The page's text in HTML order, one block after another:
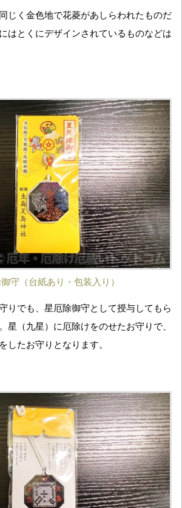
じく金色地で花菱があしらわれたものだ
はとくにデザインされているものなどは
守（台紙あり・包装入り）
りでも、星厄除御守として授与してもら
星（九星）に厄除けをのせたお守りで、
したお守りとなります。